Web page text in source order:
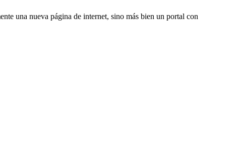
una nueva página de internet, sino más bien un portal con